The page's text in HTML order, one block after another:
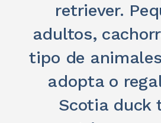
retriever.
adultos,
tipo de
adopta o
Scotia duck